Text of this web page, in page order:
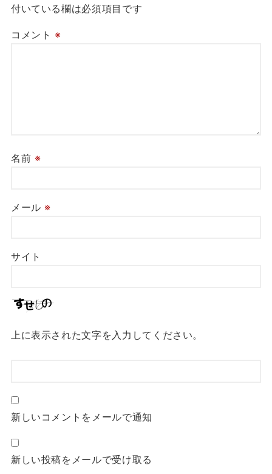
付いている欄は必須項目です
コメント ※
名前 ※
メール ※
サイト
上に表示された文字を入力してください。
新しいコメントをメールで通知
新しい投稿をメールで受け取る